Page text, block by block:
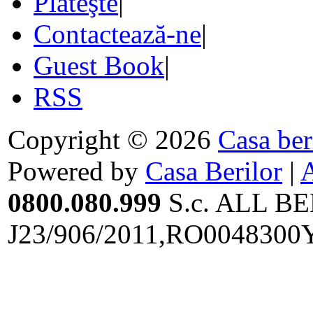
Contactează-ne|
Guest Book|
RSS
Copyright © 2026 Casa
Powered by Casa Berilor |
0800.080.999 S.c. ALL
J23/906/